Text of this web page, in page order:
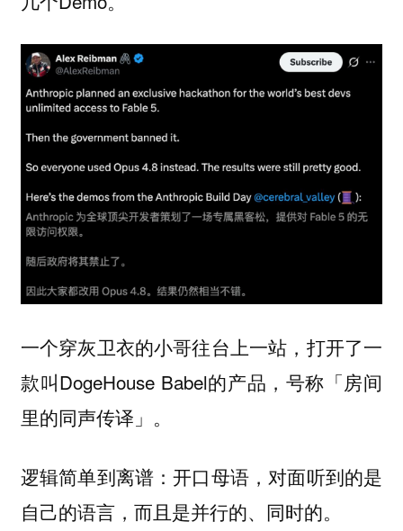
一个穿灰卫衣的小哥往台上一站，打开了一
款叫DogeHouse Babel的产品，号称「房间
里的同声传译」。
逻辑简单到离谱：开口母语，对面听到的是
自己的语言，而且是并行的、同时的。